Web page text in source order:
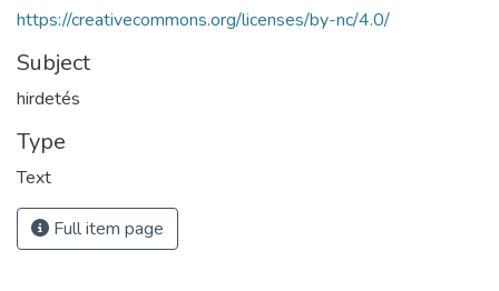
https://creativecommons.org/licenses/by-nc/4.0/
Subject
hirdetés
Type
Text
Full item page